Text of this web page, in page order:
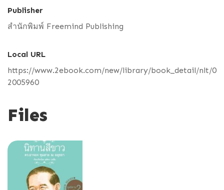
Publisher
สำนักพิมพ์ Freemind Publishing
Local URL
https://www.2ebook.com/new/library/book_detail/nlt/0
2005960
Files